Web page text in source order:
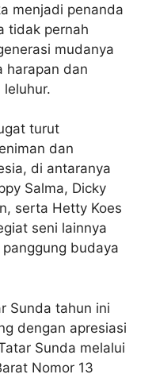
menjadi penanda
tidak pernah
mudanya
harapan dan
turut
dan
di antaranya
Salma, Dicky
serta Hetty Koes
seni lainnya
budaya
Sunda tahun ini
dengan apresiasi
Sunda melalui
Nomor 13